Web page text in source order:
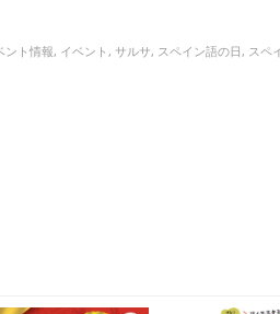
ント情報, イベント , サルサ, スペイン語の日 , スペ